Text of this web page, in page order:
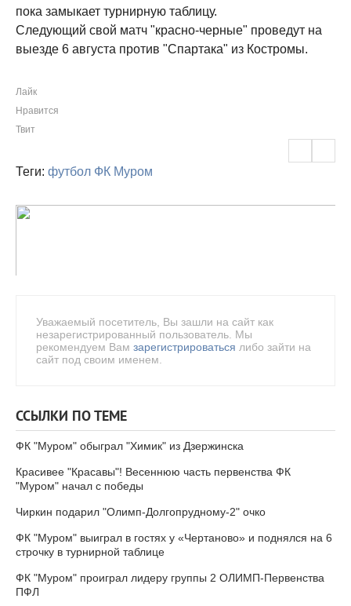
пока замыкает турнирную таблицу.
Следующий свой матч "красно-черные" проведут на
выезде 6 августа против "Спартака" из Костромы.
Лайк
Нравится
Твит
Теги: футбол ФК Муром
Уважаемый посетитель, Вы зашли на сайт как
незарегистрированный пользователь. Мы
рекомендуем Вам зарегистрироваться либо зайти на
сайт под своим именем.
ССЫЛКИ ПО ТЕМЕ
ФК "Муром" обыграл "Химик" из Дзержинска
Красивее "Красавы"! Весеннюю часть первенства ФК
"Муром" начал с победы
Чиркин подарил "Олимп-Долгопрудному-2" очко
ФК "Муром" выиграл в гостях у «Чертаново» и поднялся на 6
строчку в турнирной таблице
ФК "Муром" проиграл лидеру группы 2 ОЛИМП-Первенства
ПФЛ